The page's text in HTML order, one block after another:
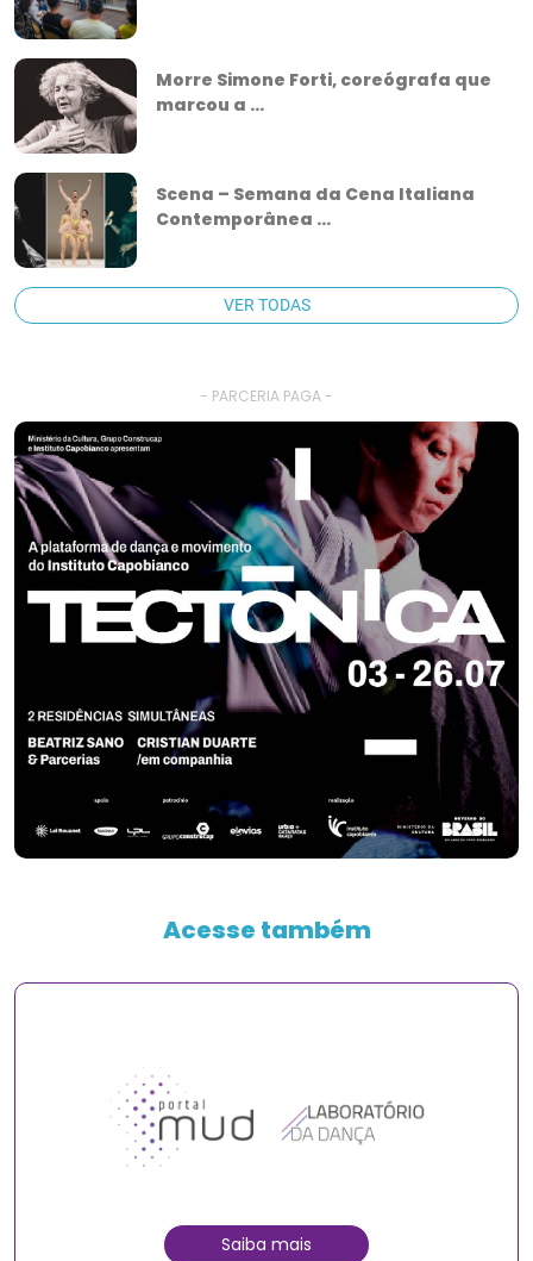
Morre Simone Forti, coreógrafa que
marcou a ...
Scena – Semana da Cena Italiana
Contemporânea ...
VER TODAS
- PARCERIA PAGA -
Acesse também
Saiba mais